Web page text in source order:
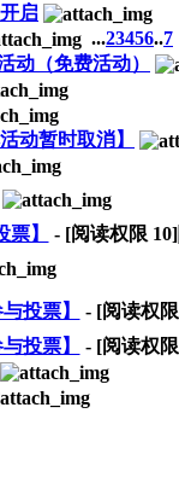
启
...23456..7
动（免费活动）
动暂时取消】
】 - [阅读权限 10]
投票】 - [阅读权限
投票】 - [阅读权限